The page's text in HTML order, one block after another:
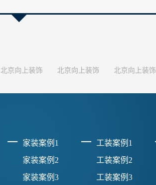
北京向上装饰 北京向上装饰 北京向上装饰
家装案例1
家装案例2
家装案例3
工装案例1
工装案例2
工装案例3